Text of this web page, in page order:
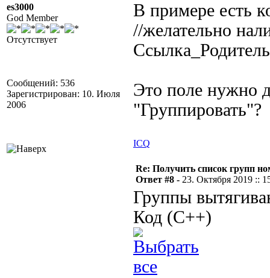
es3000
God Member
Отсутствует
Сообщений: 536
Зарегистрирован: 10. Июля
2006
В примере есть
//желательно
Ссылка_Родитель
Это поле нужно
"Группировать"?
ICQ
Re: Получить список групп
Ответ #8 - 23. Октября 2019 ::
Группы
Код (C++)